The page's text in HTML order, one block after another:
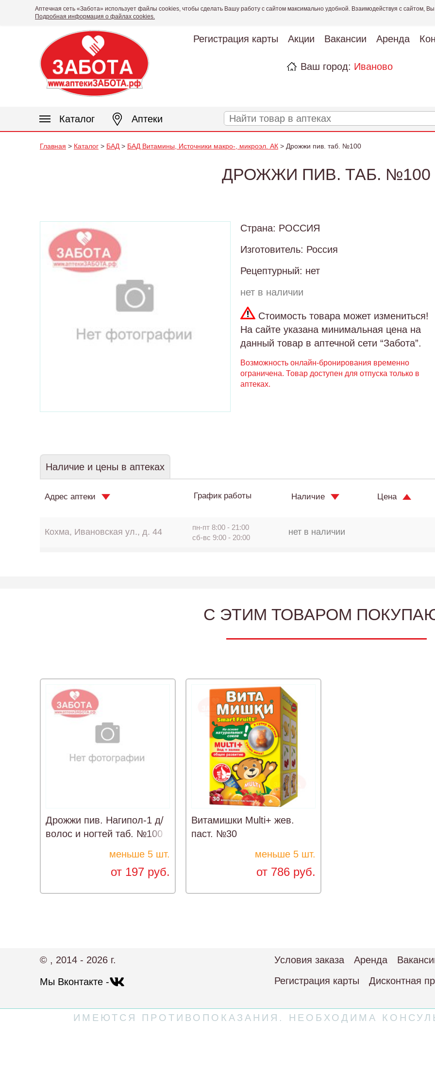
Аптечная сеть «Забота» использует файлы cookies, чтобы сделать Вашу работу с сайтом максимально удобной. Взаимодействуя с сайтом,
Подробная информация о файлах cookies.
Регистрация карты Акции Вакансии Аренда
Ваш город: Иваново
Каталог Аптеки
Главная > Каталог > БАД > БАД Витамины, Источники макро-, микроэл. АК > Дрожжи пив. таб. №100
ДРОЖЖИ ПИВ. ТАБ. №100
Страна: РОССИЯ
Изготовитель: Россия
Рецептурный: нет
нет в наличии
Стоимость товара может измениться!
На сайте указана минимальная цена на
данный товар в аптечной сети “Забота”.
Возможность онлайн-бронирования временно
ограничена. Товар доступен для отпуска только в
аптеках.
Наличие и цены в аптеках
Адрес аптеки График работы Наличие Цена
Кохма, Ивановская ул., д. 44
пн-пт 8:00 - 21:00
сб-вс 9:00 - 20:00
нет в наличии
C ЭТИМ ТОВАРОМ
Дрожжи пив. Нагипол-1 д/
волос и ногтей таб. №100
меньше 5 шт.
от 197 руб.
Витамишки Multi+ жев.
паст. №30
меньше 5 шт.
от 786 руб.
© , 2014 - 2026 г.
Мы Вконтакте -
Условия заказа Аренда
Регистрация карты
Дисконтная
ИМЕЮТСЯ ПРОТИВОПОКАЗАНИЯ. НЕОБХОДИМА